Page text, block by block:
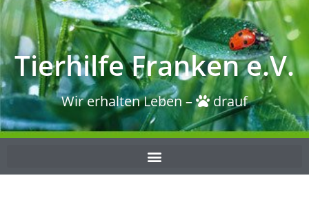
Tierhilfe Franken e.V.
Wir erhalten Leben – drauf